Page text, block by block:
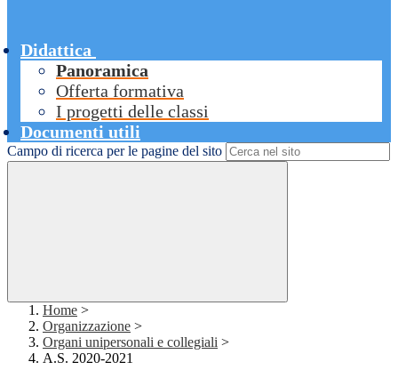
Didattica
Panoramica
Offerta formativa
I progetti delle classi
Documenti utili
Campo di ricerca per le pagine del sito
Home >
Organizzazione >
Organi unipersonali e collegiali >
A.S. 2020-2021